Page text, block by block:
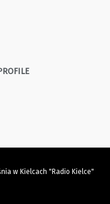
w Kielcach "Radio Kielce"